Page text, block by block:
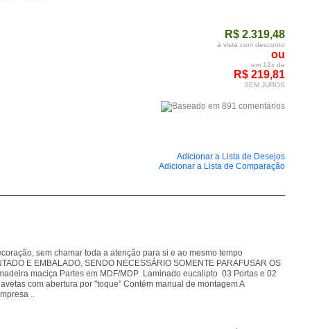
R$ 2.319,48
à vista com desconto
ou
em 12x de
R$ 219,81
SEM JUROS
Adicionar a Lista de Desejos
Adicionar a Lista de Comparação
sem chamar toda a atenção para si e ao mesmo tempo
E EMBALADO, SENDO NECESSÁRIO SOMENTE PARAFUSAR OS
maciça Partes em MDF/MDP Laminado eucalipto 03 Portas e 02
com abertura por "toque" Contém manual de montagem A
..